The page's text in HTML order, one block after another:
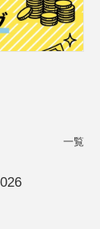
一覧